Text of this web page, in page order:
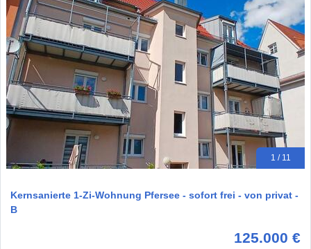
1 / 11
Kernsanierte 1-Zi-Wohnung Pfersee - sofort frei - von privat -
B
125.000 €